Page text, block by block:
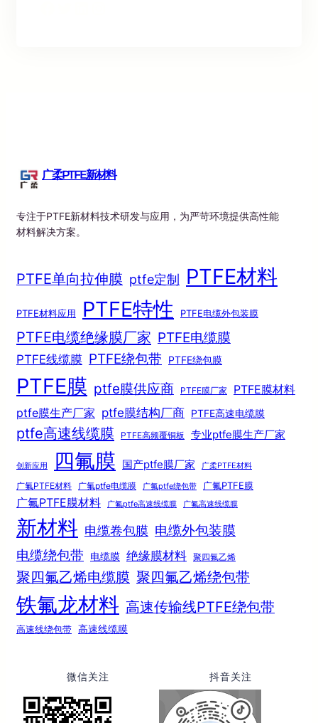
广柔PTFE新材料
专注于PTFE新材料技术研发与应用，为严苛环境提供高性能
材料解决方案。
PTFE单向拉伸膜 ptfe定制 PTFE材料
PTFE材料应用 PTFE特性 PTFE电缆外包装膜
PTFE电缆绝缘膜厂家 PTFE电缆膜
PTFE线缆膜 PTFE绕包带 PTFE绕包膜
PTFE膜 ptfe膜供应商 PTFE膜厂家 PTFE膜材料
ptfe膜生产厂家 ptfe膜结构厂商 PTFE高速电缆膜
ptfe高速线缆膜 PTFE高频覆铜板 专业ptfe膜生产厂家
创新应用 四氟膜 国产ptfe膜厂家 广柔PTFE材料
广氟PTFE材料 广氟ptfe电缆膜 广氟ptfe绕包带 广氟PTFE膜
广氟PTFE膜材料 广氟ptfe高速线缆膜 广氟高速线缆膜
新材料 电缆卷包膜 电缆外包装膜
电缆绕包带 电缆膜 绝缘膜材料 聚四氟乙烯
聚四氟乙烯电缆膜 聚四氟乙烯绕包带
铁氟龙材料 高速传输线PTFE绕包带
高速线绕包带 高速线缆膜
微信关注 抖音关注